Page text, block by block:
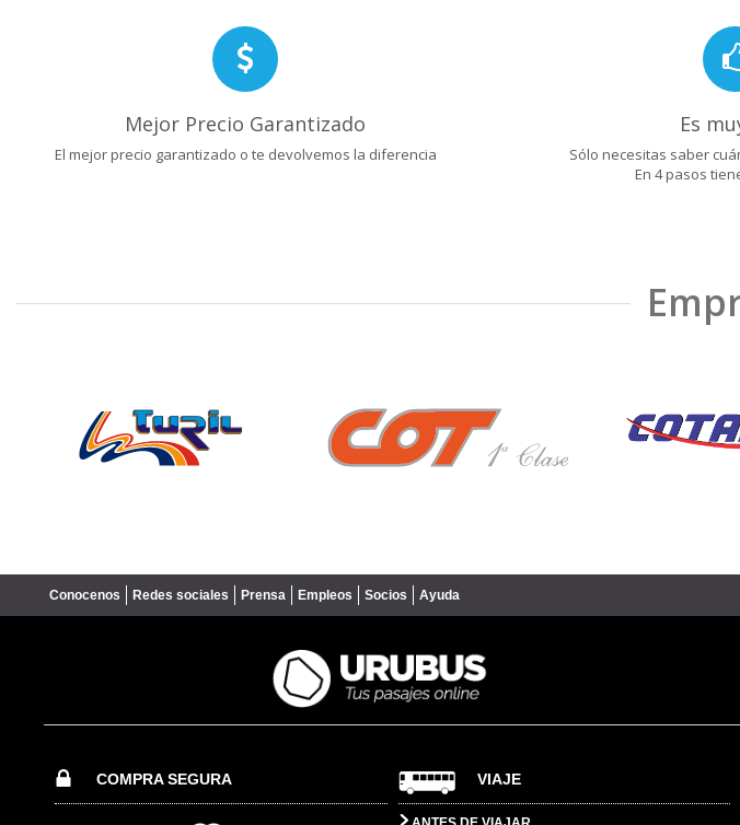
Mejor Precio Garantizado
El mejor precio garantizado o te devolvemos la diferencia
Es
Sólo necesitas saber
En 4 pasos
Conocenos Redes sociales Prensa Empleos Socios Ayuda
COMPRA SEGURA VIAJE